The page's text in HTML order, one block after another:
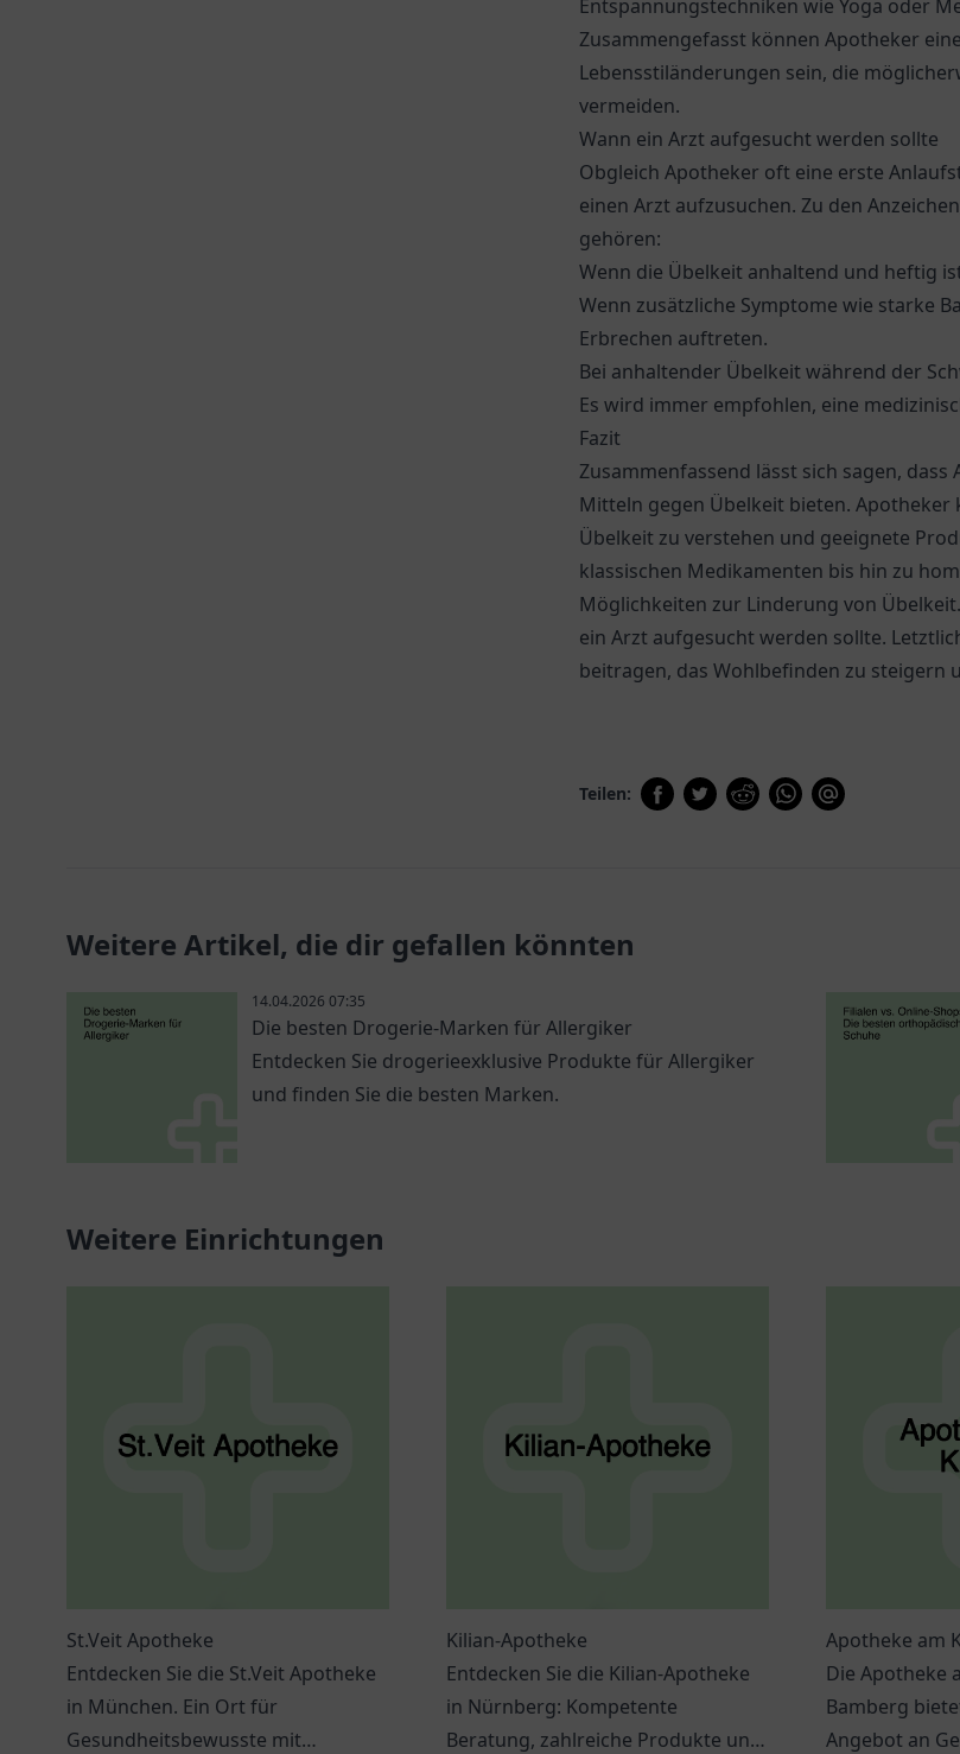
Entspannungstechniken wie Yoga oder
Zusammengefasst können Apotheker
Lebensstiländerungen sein, die
vermeiden.
Wann ein Arzt aufgesucht werden sollte
Obgleich Apotheker oft eine erste
einen Arzt aufzusuchen. Zu den
gehören:
Wenn die Übelkeit anhaltend und heftig
Wenn zusätzliche Symptome wie starke
Erbrechen auftreten.
Bei anhaltender Übelkeit während der
Es wird immer empfohlen, eine
Fazit
Zusammenfassend lässt sich sagen,
Mitteln gegen Übelkeit bieten.
Übelkeit zu verstehen und geeignete
klassischen Medikamenten bis hin zu
Möglichkeiten zur Linderung von
ein Arzt aufgesucht werden sollte.
beitragen, das Wohlbefinden zu steigern
Teilen:
Weitere Artikel, die dir gefallen könnten
14.04.2026 07:35
Die besten Drogerie-Marken für Allergiker
Entdecken Sie drogerieexklusive Produkte für Allergiker
und finden Sie die besten Marken.
Weitere Einrichtungen
St.Veit Apotheke
Entdecken Sie die St.Veit Apotheke
in München. Ein Ort für
Gesundheitsbewusste mit
Kilian-Apotheke
Entdecken Sie die Kilian-Apotheke
in Nürnberg: Kompetente
Beratung, zahlreiche Produkte und
Apotheke am
Die Apotheke
Bamberg
Angebot an